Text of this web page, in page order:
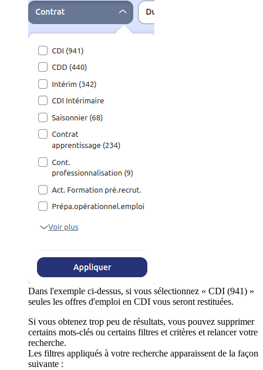
Dans l'exemple ci-dessus, si vous sélectionnez « CDI (941) »
seules les offres d'emploi en CDI vous seront restituées.
Si vous obtenez trop peu de résultats, vous pouvez supprimer
certains mots-clés ou certains filtres et critères et relancer votre
recherche.
Les filtres appliqués à votre recherche apparaissent de la façon
suivante :